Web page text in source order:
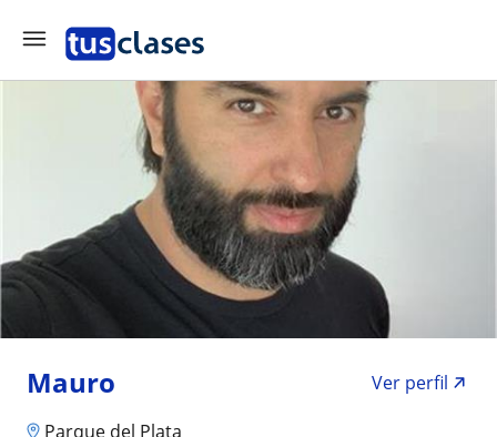
Mauro
Ver perfil
Parque del Plata